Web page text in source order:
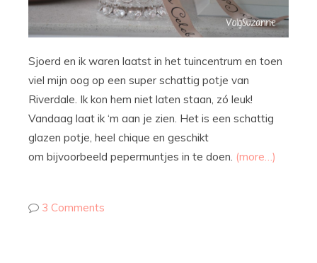
Sjoerd en ik waren laatst in het tuincentrum en toen
viel mijn oog op een super schattig potje van
Riverdale. Ik kon hem niet laten staan, zó leuk!
Vandaag laat ik ‘m aan je zien. Het is een schattig
glazen potje, heel chique en geschikt
om bijvoorbeeld pepermuntjes in te doen. (more…)
3 Comments